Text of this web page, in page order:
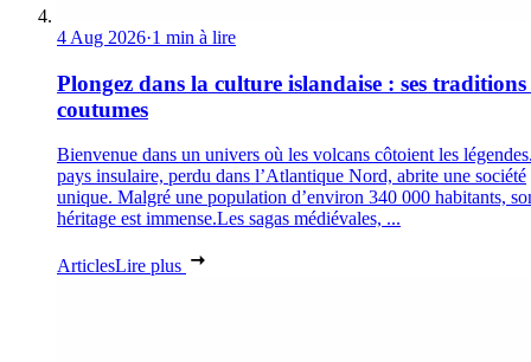
4 Aug 2026·1 min à lire
Plongez dans la culture islandaise : ses traditions
coutumes
Bienvenue dans un univers où les volcans côtoient les
pays insulaire, perdu dans l’Atlantique Nord, abrite une société
unique. Malgré une population d’environ 340 000 habitants,
héritage est immense.Les sagas médiévales, ...
ArticlesLire plus